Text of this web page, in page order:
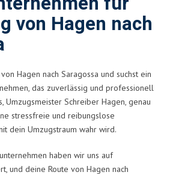
von Hagen nach
Hagen nach Saragossa und suchst ein
das zuverlässig und professionell
Umzugsmeister Schreiber Hagen, genau
stressfreie und reibungslose
dein Umzugstraum wahr wird.
haben wir uns auf
und deine Route von Hagen nach